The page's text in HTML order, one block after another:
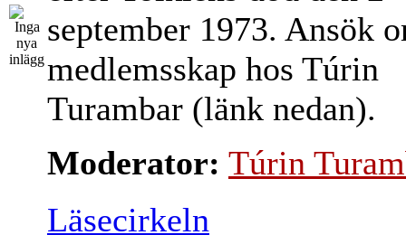
september 1973. Ansök
medlemsskap hos Túrin
Turambar (länk nedan).
Moderator: Túrin
Läsecirkeln